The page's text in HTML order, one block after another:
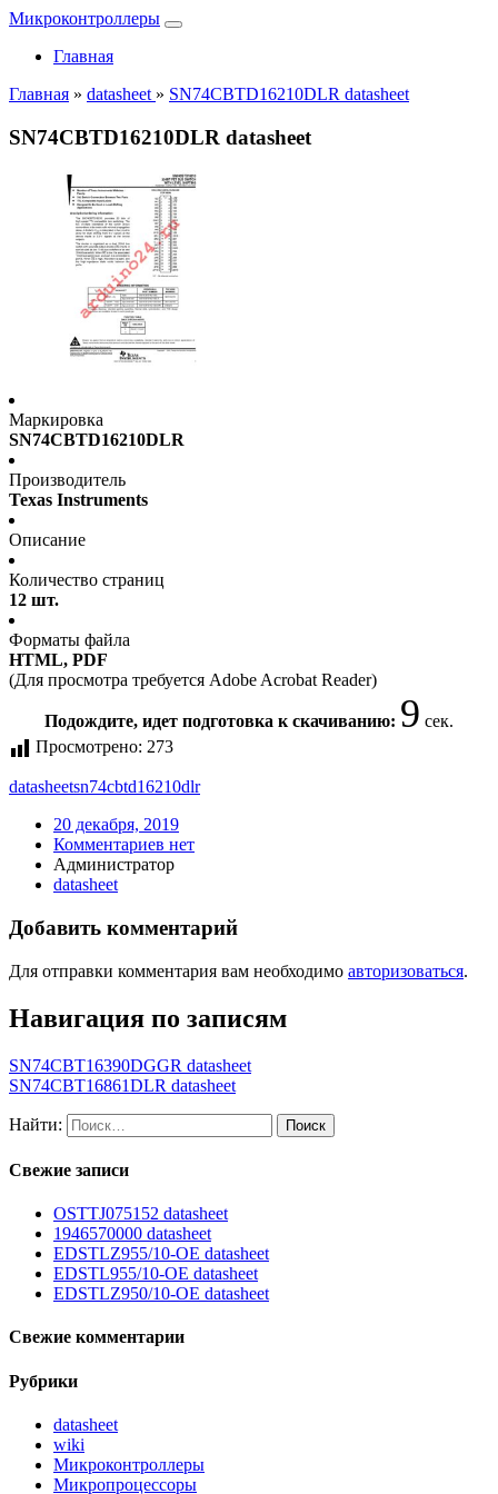
Микроконтроллеры
Главная
Главная » datasheet » SN74CBTD16210DLR datasheet
SN74CBTD16210DLR datasheet
Маркировка
SN74CBTD16210DLR
Производитель
Texas Instruments
Описание
Количество страниц
12 шт.
Форматы файла
HTML, PDF
(Для просмотра требуется Adobe Acrobat Reader)
Подождите, идет подготовка к скачиванию: 9 сек.
Просмотрено: 273
datasheetsn74cbtd16210dlr
20 декабря, 2019
Комментариев нет
Администратор
datasheet
Добавить комментарий
Для отправки комментария вам необходимо авторизоваться.
Навигация по записям
SN74CBT16390DGGR datasheet
SN74CBT16861DLR datasheet
Найти:
Свежие записи
OSTTJ075152 datasheet
1946570000 datasheet
EDSTLZ955/10-OE datasheet
EDSTL955/10-OE datasheet
EDSTLZ950/10-OE datasheet
Свежие комментарии
Рубрики
datasheet
wiki
Микроконтроллеры
Микропроцессоры